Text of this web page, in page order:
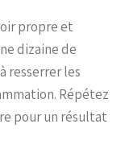
propre et
dizaine de
resserrer les
Répétez
pour un résultat